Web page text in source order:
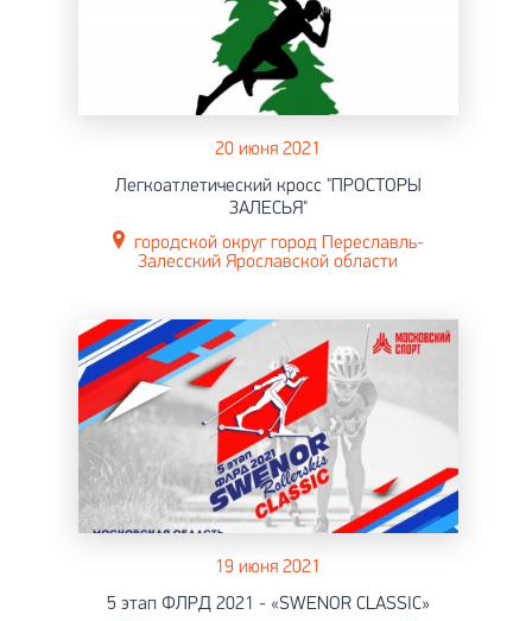
20 июня 2021
Легкоатлетический кросс "ПРОСТОРЫ
ЗАЛЕСЬЯ"
городской округ город Переславль-
Залесский Ярославской области
19 июня 2021
5 этап ФЛРД 2021 - «SWENOR CLASSIC»